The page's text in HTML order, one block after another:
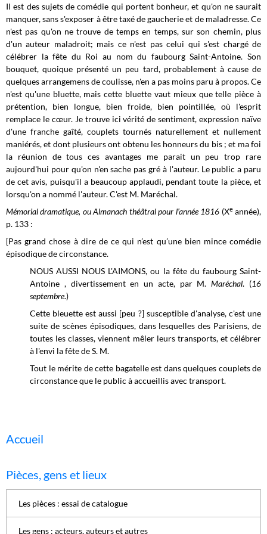
Il est des sujets de comédie qui portent bonheur, et qu'on ne saurait
manquer, sans s'exposer à être taxé de gaucherie et de maladresse. Ce
n'est pas qu'on ne trouve de temps en temps, sur son chemin, plus
d'un auteur maladroit; mais ce n'est pas celui qui s'est chargé de
célébrer la fête du Roi au nom du faubourg Saint-Antoine. Son
bouquet, quoique présenté un peu tard, probablement à cause de
quelques arrangemens de coulisse, n'en a pas moins paru à propos. Ce
n'est qu'une bluette, mais cette bluette vaut mieux que telle pièce à
prétention, bien longue, bien froide, bien pointillée, où l'esprit
remplace le cœur. Je trouve ici vérité de sentiment, expression naïve
d'une franche gaîté, couplets tournés naturellement et nullement
maniérés, et dont plusieurs ont obtenu les honneurs du bis ; et ma foi
la réunion de tous ces avantages me parait un peu trop rare
aujourd'hui pour qu'on n'en sache pas gré à l'auteur. Le public a paru
de cet avis, puisqu'il a beaucoup applaudi, pendant toute la pièce, et
lorsqu'on a nommé l'auteur. C'est M. Maréchal.
Mémorial dramatique, ou Almanach théâtral pour l’année 1816 (Xeannée),
p. 133 :
[Pas grand chose à dire de ce qui n’est qu’une bien mince comédie
épisodique de circonstance.
NOUS AUSSI NOUS L'AIMONS, ou la fête du faubourg Saint-
Antoine , divertissement en un acte, par M.Maréchal. (16
septembre.)
Cette bleuette est aussi [peu ?] susceptible d'analyse, c'est une
suite de scènes épisodiques, dans lesquelles des Parisiens, de
toutes les classes, viennent mêler leurs transports, et célébrer
à l'envi la fête de S. M.
Tout le mérite de cette bagatelle est dans quelques couplets de
circonstance que le public à accueillis avec transport.
Accueil
Pièces, gens et lieux
Les pièces : essai de catalogue
Les gens : acteurs, auteurs et autres